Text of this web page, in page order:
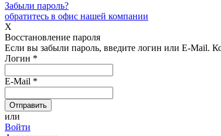
Забыли пароль?
обратитесь в офис нашей компании
X
Восстановление пароля
Если вы забыли пароль, введите логин или E-Mail.
Логин *
E-Mail *
или
Войти